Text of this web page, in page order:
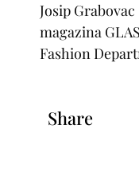
Josip Grabovac
magazina
Fashion
Share